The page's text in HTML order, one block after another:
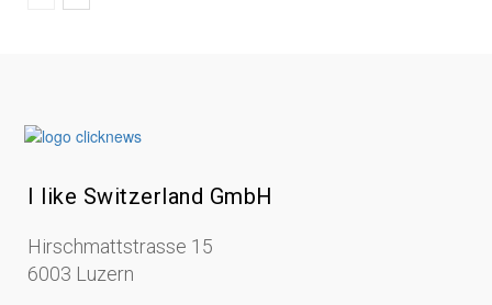
I like Switzerland GmbH
Hirschmattstrasse 15
6003 Luzern